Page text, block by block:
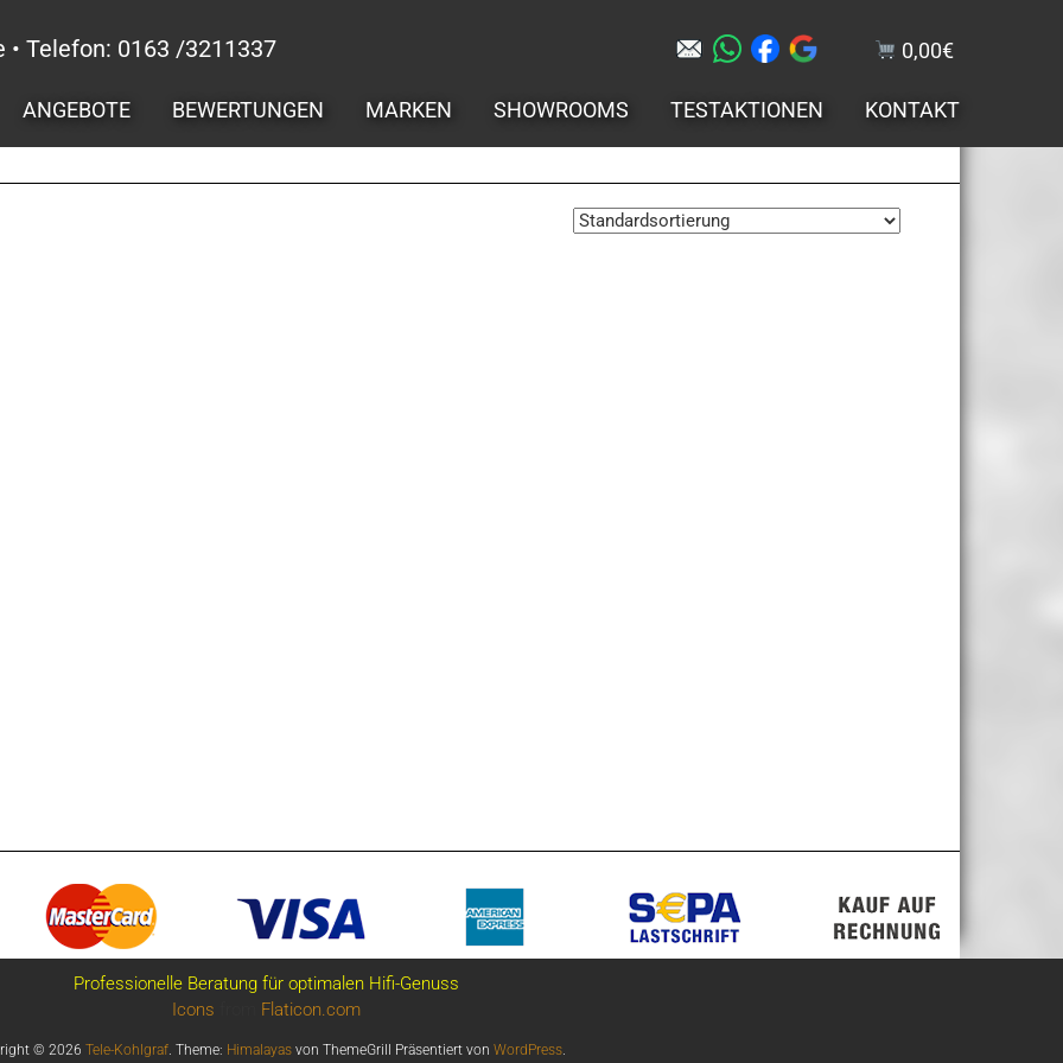
Telefon: 0163 /3211337 0,00€
ANGEBOTE BEWERTUNGEN MARKEN SHOWROOMS TESTAKTIONEN KONTAKT
Professionelle Beratung für optimalen Hifi-Genuss
Icons
Flaticon.com
© 2026 Tele-Kohlgraf. Theme: Himalayasvon ThemeGrill Präsentiert von WordPress.